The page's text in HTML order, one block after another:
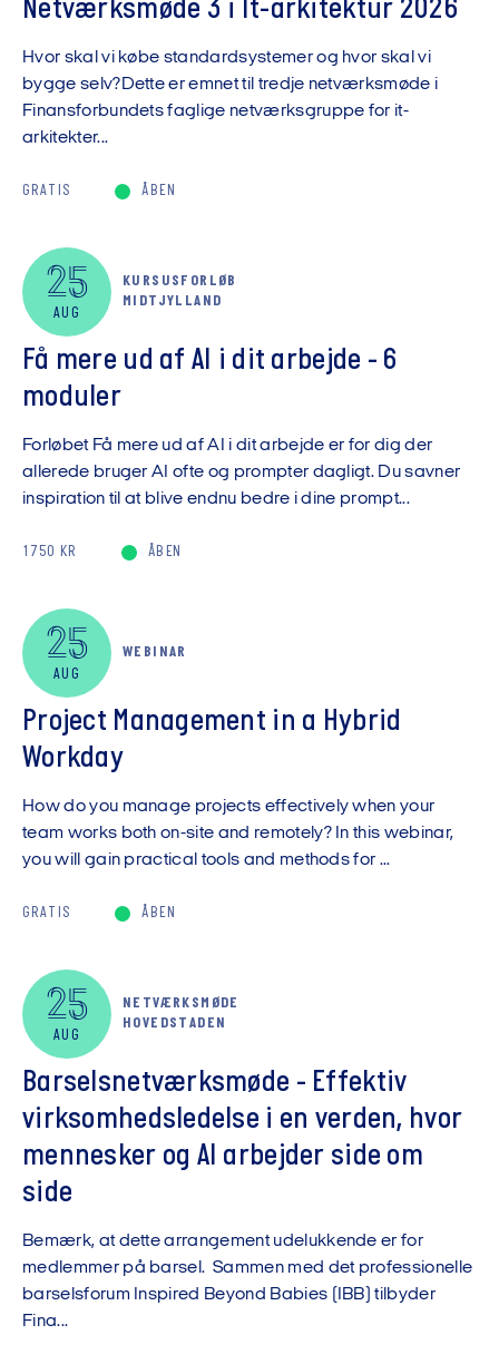
Netværksmøde 3 i It-arkitektur 2026
Hvor skal vi købe standardsystemer og hvor skal vi
bygge selv?Dette er emnet til tredje netværksmøde i
Finansforbundets faglige netværksgruppe for it-
arkitekter...
GRATIS ÅBEN
25
AUG
KURSUSFORLØB
MIDTJYLLAND
Få mere ud af AI i dit arbejde - 6
moduler
Forløbet Få mere ud af AI i dit arbejde er for dig der
allerede bruger AI ofte og prompter dagligt. Du savner
inspiration til at blive endnu bedre i dine prompt...
1750 KR ÅBEN
25
AUG
WEBINAR
Project Management in a Hybrid
Workday
How do you manage projects effectively when your
team works both on-site and remotely? In this webinar,
you will gain practical tools and methods for ...
GRATIS ÅBEN
25
AUG
NETVÆRKSMØDE
HOVEDSTADEN
Barselsnetværksmøde - Effektiv
virksomhedsledelse i en verden, hvor
mennesker og AI arbejder side om
side
Bemærk, at dette arrangement udelukkende er for
medlemmer på barsel. Sammen med det professionelle
barselsforum Inspired Beyond Babies (IBB) tilbyder
Fina...